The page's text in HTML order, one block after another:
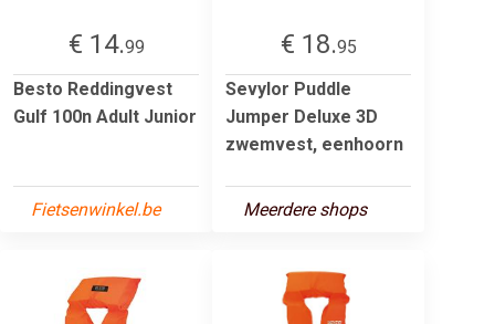
€ 14.99
Besto Reddingvest
Gulf 100n Adult Junior
Fietsenwinkel.be
€ 18.95
Sevylor Puddle
Jumper Deluxe 3D
zwemvest, eenhoorn
Meerdere shops